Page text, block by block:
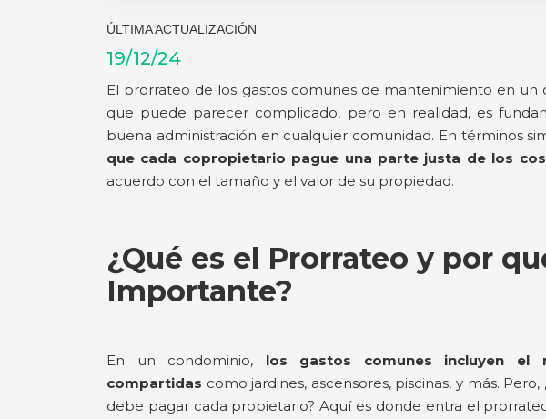
ÚLTIMA ACTUALIZACIÓN
19/12/24
El prorrateo de los gastos comunes de mantenimiento en
que puede parecer complicado, pero en realidad, es
buena administración en cualquier comunidad. En términos
que cada copropietario pague una parte justa de los
acuerdo con el tamaño y el valor de su propiedad.
¿Qué es el Prorrateo y por
Importante?
En un condominio, los gastos comunes incluyen el
compartidas como jardines, ascensores, piscinas, y más.
debe pagar cada propietario? Aquí es donde entra el